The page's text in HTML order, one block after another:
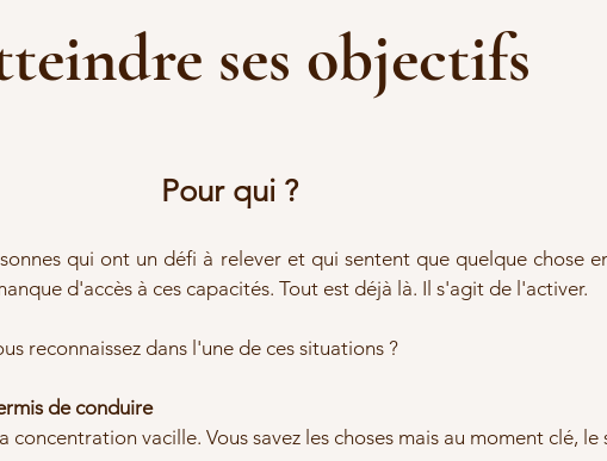
ses objectifs
Pour qui ?
qui ont un défi à relever et qui sentent que quelque chose
d'accès à ces capacités. Tout est déjà là. Il s'agit de l'activer.
reconnaissez dans l'une de ces situations ?
de conduire
vacille. Vous savez les choses mais au moment clé, le